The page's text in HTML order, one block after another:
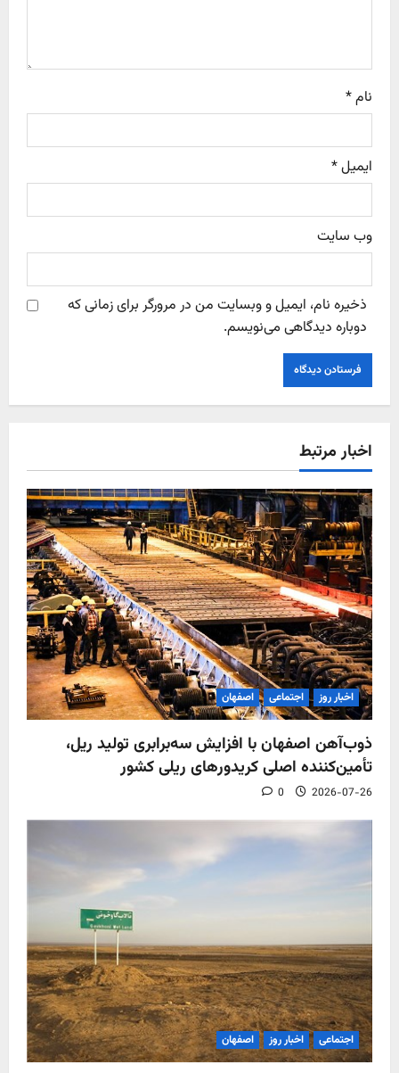
نام*
ایمیل*
وب‌ سایت
ذخیره نام، ایمیل و وبسایت من در مرورگر برای زمانی که
دوباره دیدگاهی می‌نویسم.
اخبار مرتبط
اخبار روز اجتماعی اصفهان
ذوب‌آهن اصفهان با افزایش سه‌برابری تولید ریل،
تأمین‌کننده اصلی کریدورهای ریلی کشور
2026-07-26
0
اجتماعی اخبار روز اصفهان